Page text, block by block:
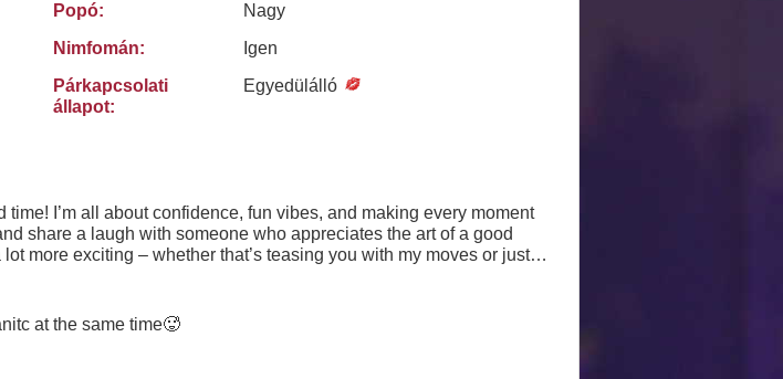
Popó:
Nagy
Nimfomán:
Igen
Párkapcsolati
állapot:
Egyedülálló
I’m all about confidence, fun vibes, and making every moment
share a laugh with someone who appreciates the art of a good
more exciting – whether that’s teasing you with my moves or just
at the same time🥵